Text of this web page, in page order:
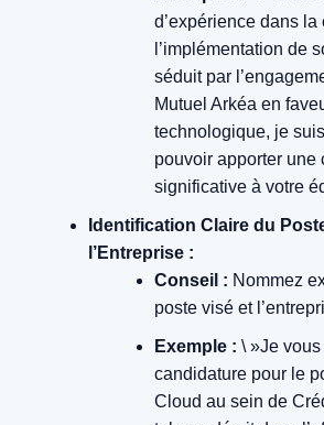
d’expérience dans
l’implémentation de
séduit par
Mutuel Arkéa en
technologique, je
pouvoir apporter une
significative à votre
Identification Claire du
l’Entreprise :
Conseil : Nommez
poste visé et
Exemple : \ »Je
candidature pour le
Cloud au sein de